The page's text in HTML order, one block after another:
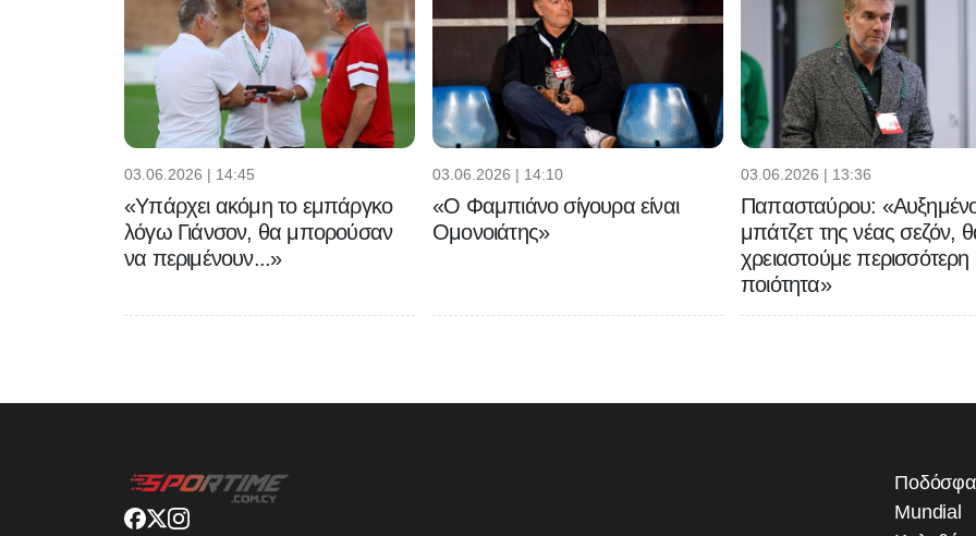
03.06.2026 | 14:45
«Υπάρχει ακόμη το εμπάργκο
λόγω Γιάνσον, θα μπορούσαν
να περιμένουν...»
03.06.2026 | 14:10
«Ο Φαμπιάνο σίγουρα είναι
Ομονοιάτης»
03.06.2026 | 13:36
Παπασταύρου:
μπάτζετ της νέας σεζόν,
χρειαστούμε περισσότερη
ποιότητα»
Mundial